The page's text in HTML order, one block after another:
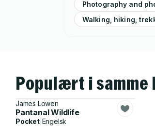
Photography and
Walking, hiking,
Populært i
James Lowen
Pantanal Wildlife
Pocket| Engelsk